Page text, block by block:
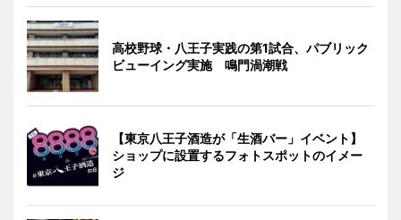
高校野球・八王子実践の第1試合、パブリック
ビューイング実施 鳴門渦潮戦
【東京八王子酒造が「生酒バー」イベント】
ショップに設置するフォトスポットのイメー
ジ